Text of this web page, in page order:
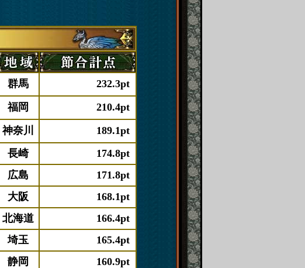
群馬
232.3pt
福岡
210.4pt
神奈川
189.1pt
長崎
174.8pt
広島
171.8pt
大阪
168.1pt
北海道
166.4pt
埼玉
165.4pt
静岡
160.9pt